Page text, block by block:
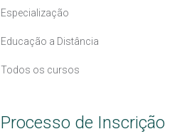
Especialização
Educação a Distância
Todos os cursos
Processo de Inscrição